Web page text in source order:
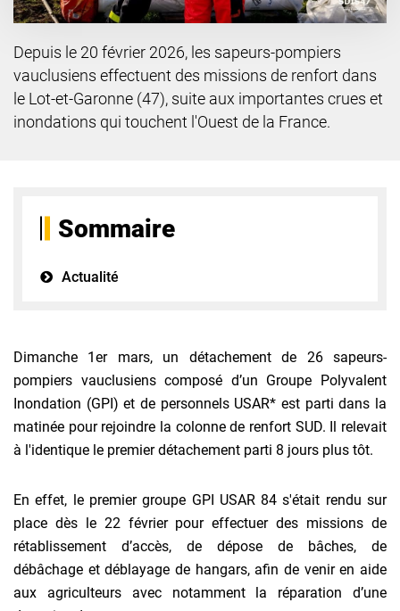
Depuis le 20 février 2026, les sapeurs-pompiers
vauclusiens effectuent des missions de renfort dans
le Lot-et-Garonne (47), suite aux importantes crues et
inondations qui touchent l'Ouest de la France.
Sommaire
Actualité
Dimanche 1er mars, un détachement de 26 sapeurs-
pompiers vauclusiens composé d’un Groupe Polyvalent
Inondation (GPI) et de personnels USAR* est parti dans la
matinée pour rejoindre la colonne de renfort SUD. Il relevait
à l'identique le premier détachement parti 8 jours plus tôt.
En effet, le premier groupe GPI USAR 84 s'était rendu sur
place dès le 22 février pour effectuer des missions de
rétablissement d’accès, de dépose de bâches, de
débâchage et déblayage de hangars, afin de venir en aide
aux agriculteurs avec notamment la réparation d’une